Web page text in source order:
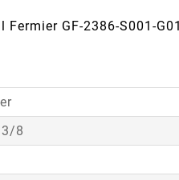
GF-2386-S001-
8